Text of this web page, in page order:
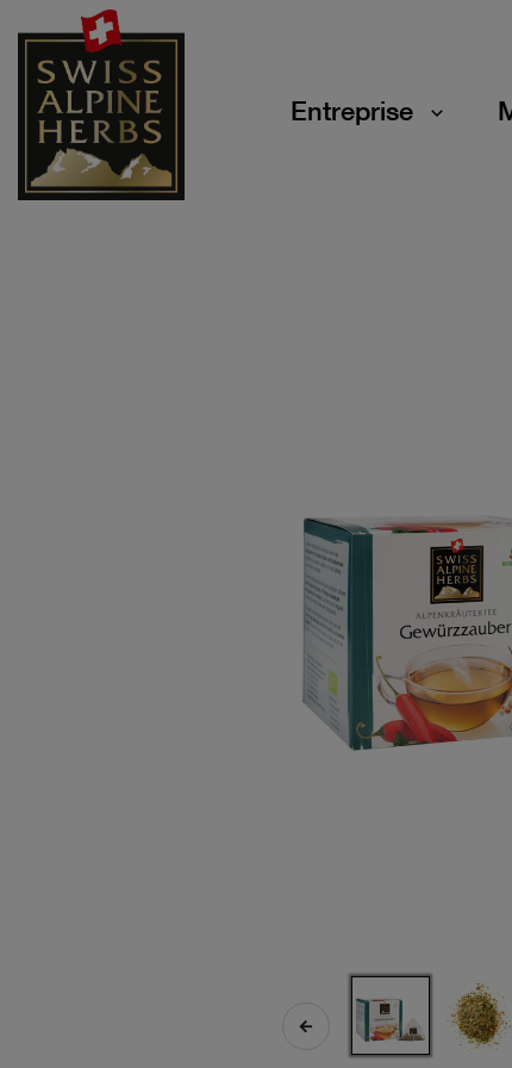
Entreprise